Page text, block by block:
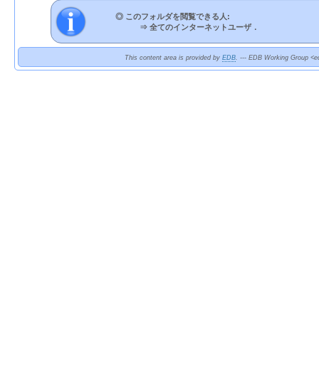
◎ このフォルダを閲覧できる人:
⇒ 全てのインターネットユーザ．
This content area is provided by EDB. --- EDB Working Group